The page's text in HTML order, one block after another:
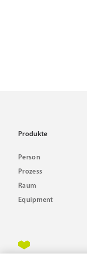
Produkte
Person
Prozess
Raum
Equipment